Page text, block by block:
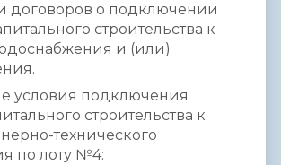
договоров о подключении
строительства к
и (или)
условия подключения
строительства к
технического
по лоту №4: